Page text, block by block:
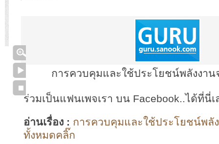
การควบคุมและใช้ประโยชน์พลังงาน
ร่วมเป็นแฟนเพจเรา บน Facebook..ได้ที่นี่เ
อ่านเรื่อง : การควบคุมและใช้ประโยชน์พลั
ทั้งหมดคลิ๊ก